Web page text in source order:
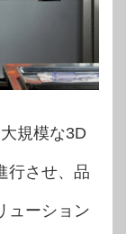
規模な3D
行させ、品
ューション